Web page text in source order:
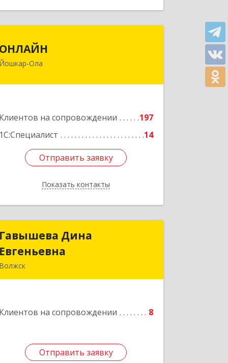
ОНЛАЙН
Йошкар-Ола
Клиентов на сопровождении
197
1С:Специалист
14
Отправить заявку
Показать контакты
424000, Марий Эл Респ, Йошкар-Ола г,
Отправить заявку
Назад
Гавышева Дина
Евгеньевна
Волжск
Клиентов на сопровождении 8
Отправить заявку
Гавышева Дина
Отправить заявку